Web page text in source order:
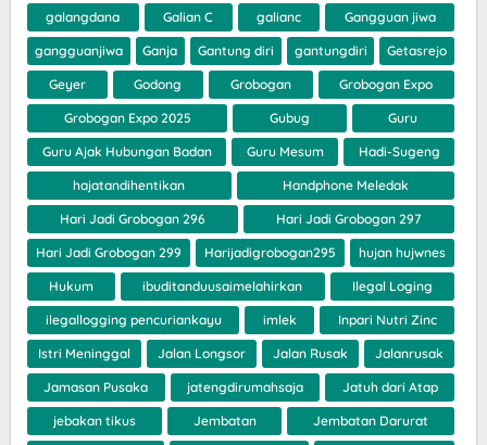
galangdana Galian C galianc Gangguan jiwa
gangguanjiwa Ganja Gantung diri gantungdiri Getasrejo
Geyer Godong Grobogan Grobogan Expo
Grobogan Expo 2025 Gubug Guru
Guru Ajak Hubungan Badan Guru Mesum Hadi-Sugeng
hajatandihentikan Handphone Meledak
Hari Jadi Grobogan 296 Hari Jadi Grobogan 297
Hari Jadi Grobogan 299 Harijadigrobogan295 hujan hujwnes
Hukum ibuditanduusaimelahirkan Ilegal Loging
ilegallogging pencuriankayu imlek Inpari Nutri Zinc
Istri Meninggal Jalan Longsor Jalan Rusak Jalanrusak
Jamasan Pusaka jatengdirumahsaja Jatuh dari Atap
jebakan tikus Jembatan Jembatan Darurat